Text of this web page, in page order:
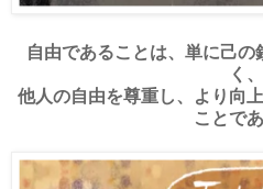
自由であることは、単に己
く、
他人の自由を尊重し、より向
ことであ